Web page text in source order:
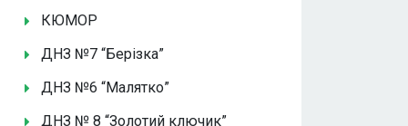
КЮМОР
ДНЗ №7 “Берізка”
ДНЗ №6 “Малятко”
ДНЗ № 8 “Золотий ключик”